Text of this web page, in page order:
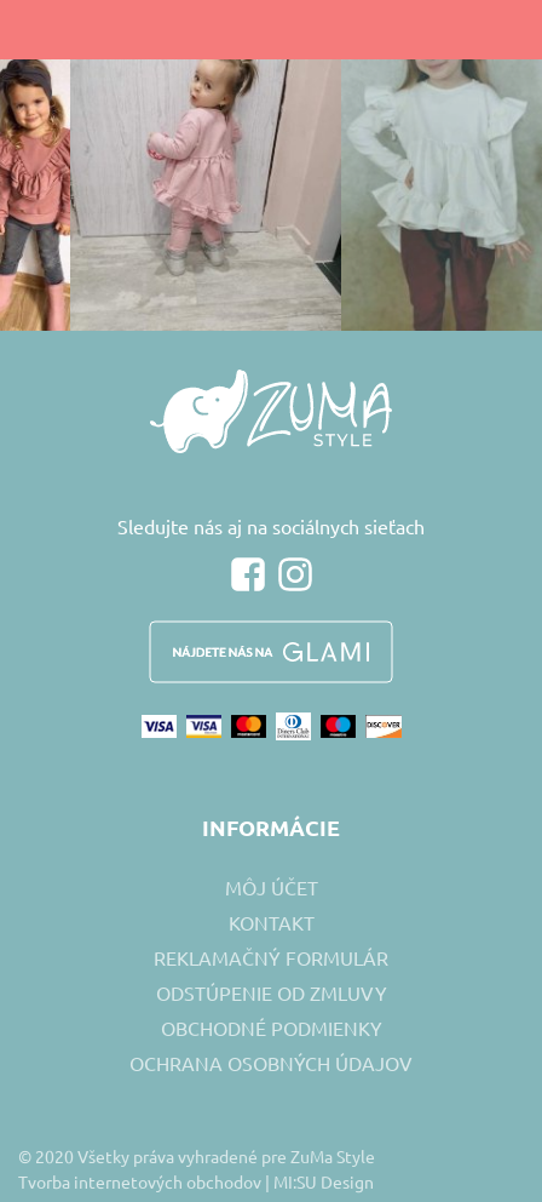
Sledujte nás aj na sociálnych sieťach
INFORMÁCIE
MÔJ ÚČET
KONTAKT
REKLAMAČNÝ FORMULÁR
ODSTÚPENIE OD ZMLUVY
OBCHODNÉ PODMIENKY
OCHRANA OSOBNÝCH ÚDAJOV
© 2020 Všetky práva vyhradené pre ZuMa Style
Tvorba internetových obchodov | MI:SU Design